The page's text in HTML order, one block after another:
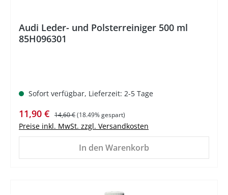
Audi Leder- und Polsterreiniger 500 ml
85H096301
Sofort verfügbar, Lieferzeit: 2-5 Tage
Verkaufspreis:
11,90 € Regulärer Preis:
14,60 €(18.49% gespart)
Preise inkl. MwSt. zzgl. Versandkosten
In den Warenkorb